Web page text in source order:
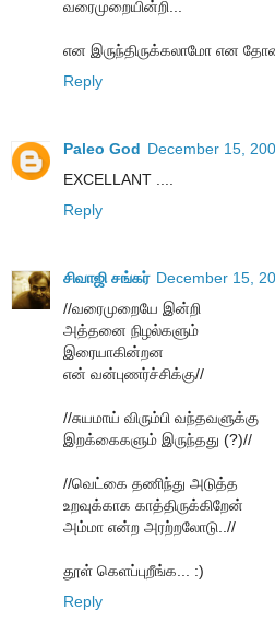
வரைமுறையின்றி...
என இருந்திருக்கலாமோ என
Reply
Paleo God December 15,
EXCELLANT ....
Reply
சிவாஜி சங்கர் December 15,
//வரைமுறையே இன்றி
அத்தனை நிழல்களும்
இரையாகின்றன
என் வன்புணர்ச்சிக்கு//
//சுயமாய் விரும்பி வந்தவளுக்கு
இறக்கைகளும் இருந்தது (?)//
//வெட்கை தணிந்து அடுத்த
உறவுக்காக காத்திருக்கிறேன்
அம்மா என்ற அரற்றலோடு..//
தூள் கெளப்புறீங்க... :)
Reply